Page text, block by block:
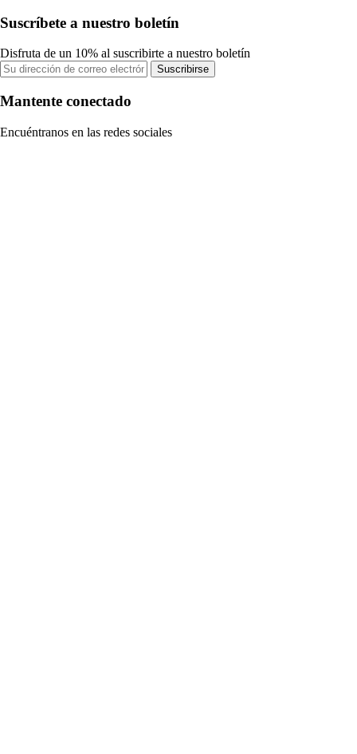
Suscríbete a nuestro boletín
Disfruta de un 10% al suscribirte a nuestro boletín
Suscribirse
Mantente conectado
Encuéntranos en las redes sociales